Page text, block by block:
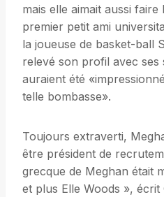
mais elle aimait aussi
premier petit ami
la joueuse de basket-ball
relevé son profil avec
auraient été
telle bombasse».
Toujours extraverti,
être président de
grecque de Meghan était
et plus Elle Woods », écrit